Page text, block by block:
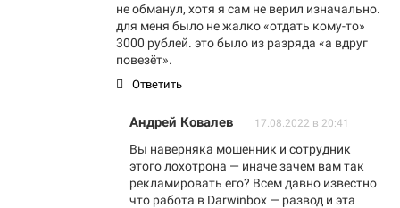
не обманул, хотя я сам не верил изначально.
для меня было не жалко «отдать кому-то»
3000 рублей. это было из разряда «а вдруг
повезёт».
Ответить
Андрей Ковалев 17.08.2022 в 20:41
Вы наверняка мошенник и сотрудник
этого лохотрона — иначе зачем вам так
рекламировать его? Всем давно известно
что работа в Darwinbox — развод и эта